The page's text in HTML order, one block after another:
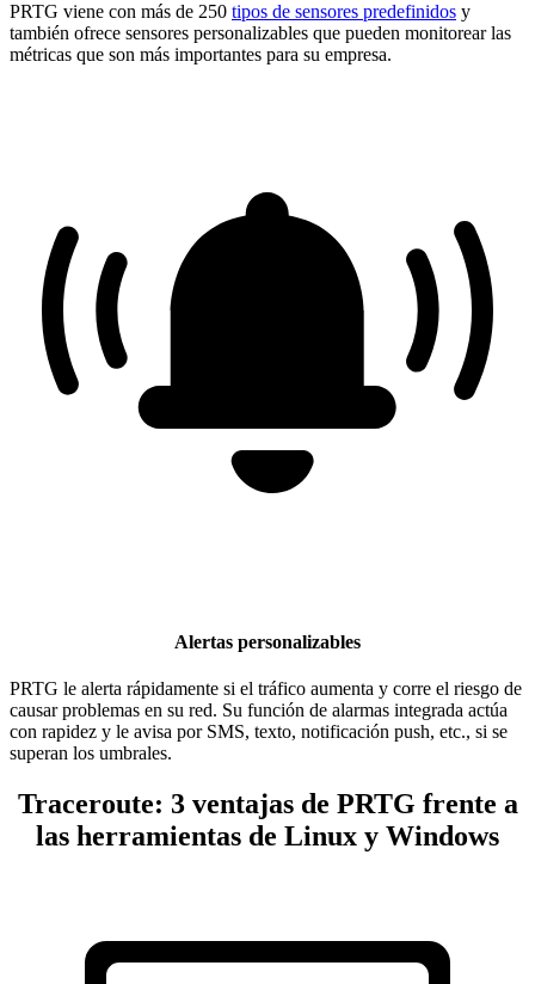
PRTG viene con más de 250 tipos de sensores predefinidos y
también ofrece sensores personalizables que pueden monitorear las
métricas que son más importantes para su empresa.
Alertas personalizables
PRTG le alerta rápidamente si el tráfico aumenta y corre el riesgo de
causar problemas en su red. Su función de alarmas integrada actúa
con rapidez y le avisa por SMS, texto, notificación push, etc., si se
superan los umbrales.
Traceroute: 3 ventajas de PRTG frente a
las herramientas de Linux y Windows